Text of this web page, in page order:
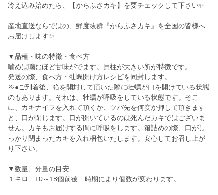
冷え込み始めたら、【からふさカキ】を要チェックして下さい✨
産地直送ならではの、鮮度抜群『からふさカキ』を全国の皆様へ
お届けします✨
▼品種・味の特徴・食べ方
噛めば噛むほど甘味がでます。貝柱が大きい所が特徴です。
発送の際、食べ方・牡蠣開け方レシピを同封します。
※●ご到着後、箱を開封して頂いた際に牡蠣が口を開けている状態
のもあります。それは、牡蠣が呼吸をしている状態です。そこ
に、カキナイフを入れて頂くか、ツバ先を何度か押して頂きます
と、口が閉じます。口が開いているのは死んだカキではございま
せん。カキもお届けする間に呼吸をします。箱詰めの際、口がし
っかり閉まったカキを入れ梱包いたします。安心してお召し上が
り下さい。
▼数量、分量の目安
１キロ…10～18個前後 時期により個数が変わります。